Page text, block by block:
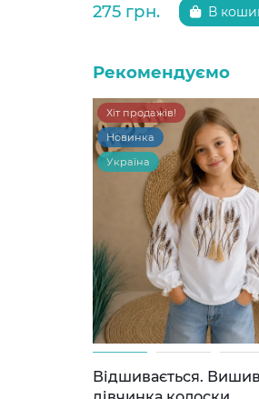
275 грн. В
Рекомендуємо
Хіт продажів!
Новинка
Україна
Відшивається.